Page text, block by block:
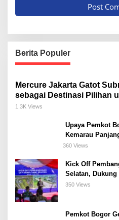
Berita Populer
Mercure Jakarta Gatot
sebagai Destinasi Pilihan
Meeting, dan Kuliner di
1.3K Views
Upaya Pemkot
Kemarau
360 Views
Kick Off
Selatan,
Bogor Selatan
350 Views
Pemkot Bogor